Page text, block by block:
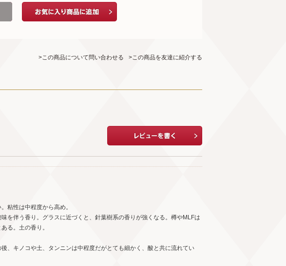
>この商品について問い合わせる >この商品を友達に紹介する
粘性は中程度から高め。
を伴う香り。グラスに近づくと、針葉樹系の香りが強くなる。樽やMLFは
る。土の香り。
、キノコや土、タンニンは中程度だがとても細かく、酸と共に流れてい